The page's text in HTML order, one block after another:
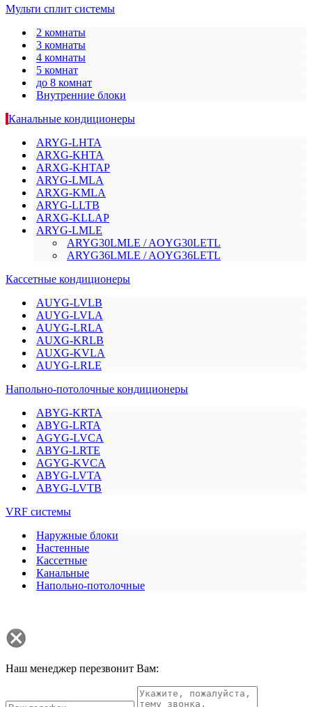
Мульти сплит системы
2 комнаты
3 комнаты
4 комнаты
5 комнат
до 8 комнат
Внутренние блоки
Канальные кондиционеры
ARYG-LHTA
ARXG-KHTA
ARXG-KHTAP
ARYG-LMLA
ARXG-KMLA
ARYG-LLTB
ARXG-KLLAP
ARYG-LMLE
ARYG30LMLE / AOYG30LETL
ARYG36LMLE / AOYG36LETL
Кассетные кондиционеры
AUYG-LVLB
AUYG-LVLA
AUYG-LRLA
AUXG-KRLB
AUXG-KVLA
AUYG-LRLE
Напольно-потолочные кондиционеры
ABYG-KRTA
ABYG-LRTA
AGYG-LVCA
ABYG-LRTE
AGYG-KVCA
ABYG-LVTA
ABYG-LVTB
VRF системы
Наружные блоки
Настенные
Кассетные
Канальные
Напольно-потолочные
Наш менеджер перезвонит Вам: